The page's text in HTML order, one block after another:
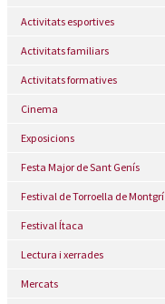
Activitats esportives
Activitats familiars
Activitats formatives
Cinema
Exposicions
Festa Major de Sant Genís
Festival de Torroella de Montgrí
Festival Ítaca
Lectura i xerrades
Mercats